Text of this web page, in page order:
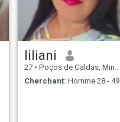
liliani
27 • Poços de Caldas, Minas Gerais, Brésil
Cherchant: Homme 28 - 49